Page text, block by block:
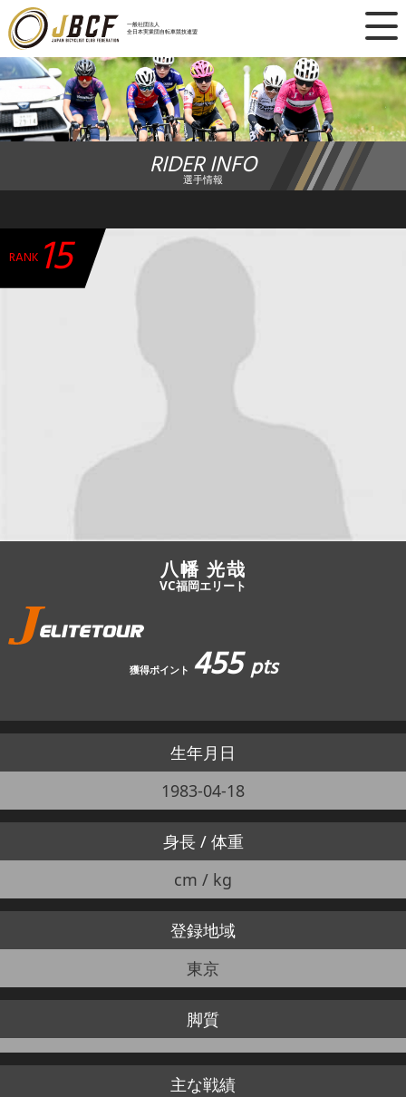
一般社団法人
全日本実業団自転車競技連盟
×
ニュース
レース日程
ランキング
チーム・選手
加盟・登録
エントリー
JBCF ROAD SERIESとは
RIDER INFO
選手情報
RANK 15
八幡 光哉
VC福岡エリート
獲得ポイント 455pts
生年月日
1983-04-18
身長 / 体重
cm / kg
登録地域
東京
脚質
主な戦績